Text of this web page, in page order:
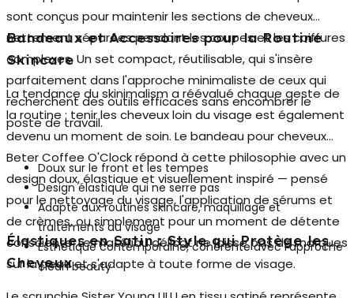
sont conçus pour maintenir les sections de cheveux
nettement séparées pendant les coupes et les coiffures
complexes. Un set compact, réutilisable, qui s'insère
parfaitement dans l'approche minimaliste de ceux qui
recherchent des outils efficaces sans encombrer le
poste de travail.
Bandeaux et Accessoires pour la Routine
Skincare
La tendance du skinimalism a réévalué chaque geste de
la routine : tenir les cheveux loin du visage est également
devenu un moment de soin. Le bandeau pour cheveux
Beter Coffee O'Clockrépond à cette philosophie avec un
design doux, élastique et visuellement inspiré — pensé
pour le nettoyage du visage, l'application de sérums et
de crèmes, ou simplement pour un moment de détente
consciente. Le matériau délicat ne laisse pas de marques
sur la peau et s'adapte à toute forme de visage.
Doux sur le front et les tempes
Design élastique qui ne serre pas
Adapté aux routines skincare, maquillage et
traitements du visage
Esthétique contemporaine, cohérente avec l'approche
clean beauty
Élastiques en Satin : Style qui Protège les
Cheveux